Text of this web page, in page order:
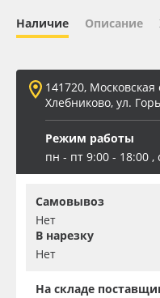
ПЭТ листовой
Вспененный ПВХ
Наличие Описание
141720,
Хлебниково, ул.
Режим работы
пн - пт 9:00 - 18:00 ,
Самовывоз
Нет
В нарезку
Нет
На складе